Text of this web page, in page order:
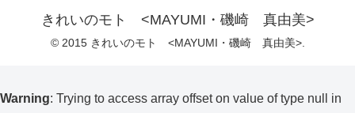
きれいのモト <MAYUMI・磯崎 真由美>
© 2015 きれいのモト <MAYUMI・磯崎 真由美>.
Warning: Trying to access array offset on value of type null in